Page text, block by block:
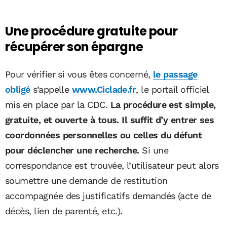
Une procédure gratuite pour
récupérer son épargne
Pour vérifier si vous êtes concerné, le passage
obligés’appelle www.Ciclade.fr, le portail officiel
mis en place par la CDC. La procédure est simple,
gratuite, et ouverte à tous. Il suffit d’y entrer ses
coordonnées personnelles ou celles du défunt
pour déclencher une recherche. Si une
correspondance est trouvée, l’utilisateur peut alors
soumettre une demande de restitution
accompagnée des justificatifs demandés (acte de
décès, lien de parenté, etc.).